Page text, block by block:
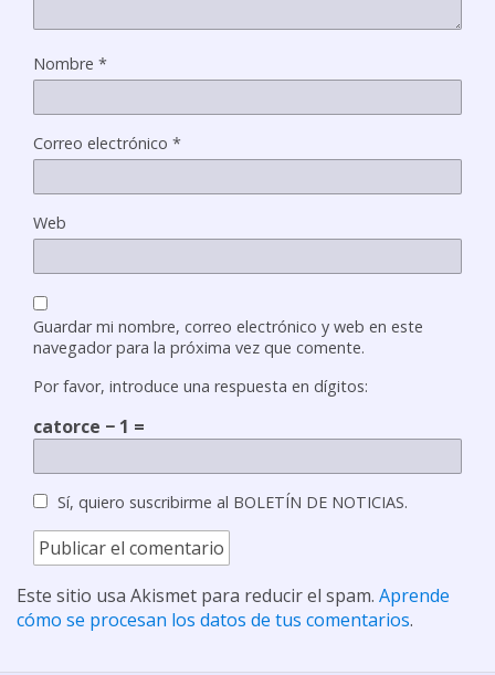
Nombre *
Correo electrónico *
Web
Guardar mi nombre, correo electrónico y web en este
navegador para la próxima vez que comente.
Por favor, introduce una respuesta en dígitos:
catorce − 1 =
Sí, quiero suscribirme al BOLETÍN DE NOTICIAS.
Este sitio usa Akismet para reducir el spam. Aprende
cómo se procesan los datos de tus comentarios.